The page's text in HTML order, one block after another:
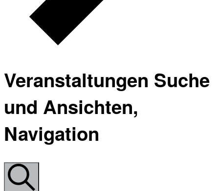
Veranstaltungen Suche
und Ansichten,
Navigation